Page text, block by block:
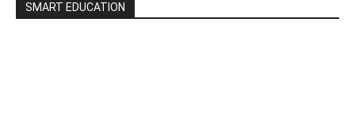
SMART EDUCATION